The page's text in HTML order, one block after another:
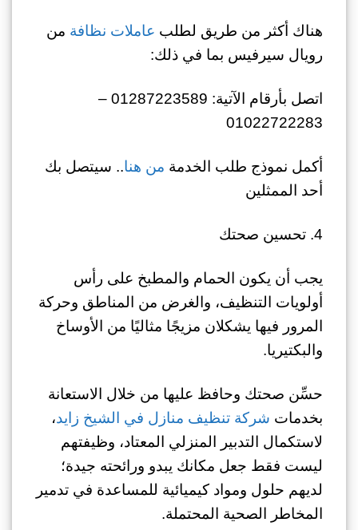
هناك أكثر من طريق لطلب عاملات نظافة من
رويال سيرفيس بما في ذلك:
اتصل بأرقام الآتية: 01287223589 –
01022722283
أكمل نموذج طلب الخدمة من هنا.. سيتصل بك
أحد الممثلين
4. تحسين صحتك
يجب أن يكون الحمام والمطبخ على رأس
أولويات التنظيف، والغرض من المناطق وحركة
المرور فيها يشكلان مزيجًا مثاليًا من الأوساخ
والبكتيريا.
حسِّن صحتك وحافظ عليها من خلال الاستعانة
بخدمات شركة تنظيف منازل في الشيخ زايد،
لاستكمال التدبير المنزلي المعتاد، وظيفتهم
ليست فقط جعل مكانك يبدو ورائحته جيدة؛
لديهم حلول ومواد كيميائية للمساعدة في تدمير
المخاطر الصحية المحتملة.